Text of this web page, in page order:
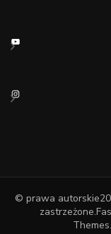
YouTube
Instagram
© prawa
zastrzeżone.
Themes